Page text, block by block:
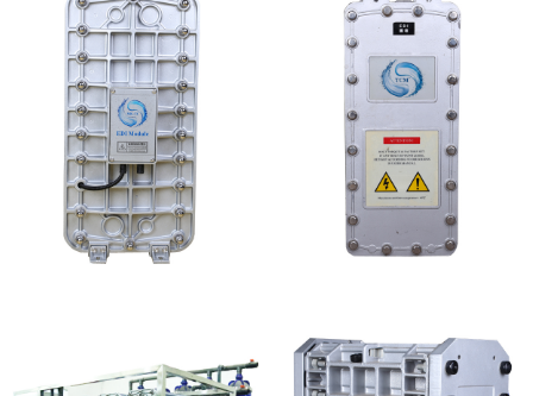
MK-TC300 EDI超纯水
处理设备
MK-TC500 EDI设备维
修